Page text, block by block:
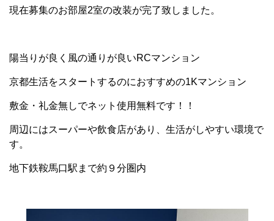
現在募集のお部屋2室の改装が完了致しました。
陽当りが良く風の通りが良いRCマンション
京都生活をスタートするのにおすすめの1Kマンション
敷金・礼金無しでネット使用無料です！！
周辺にはスーパーや飲食店があり、生活がしやすい環境で
す。
地下鉄鞍馬口駅まで約９分圏内